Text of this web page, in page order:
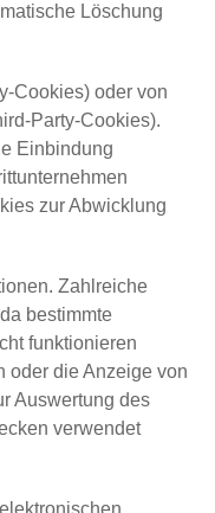
Löschung
Cookies) oder von
Party-Cookies).
Einbindung
zur Abwicklung
Zahlreiche
bestimmte
funktionieren
oder die Anzeige von
Auswertung des
verwendet